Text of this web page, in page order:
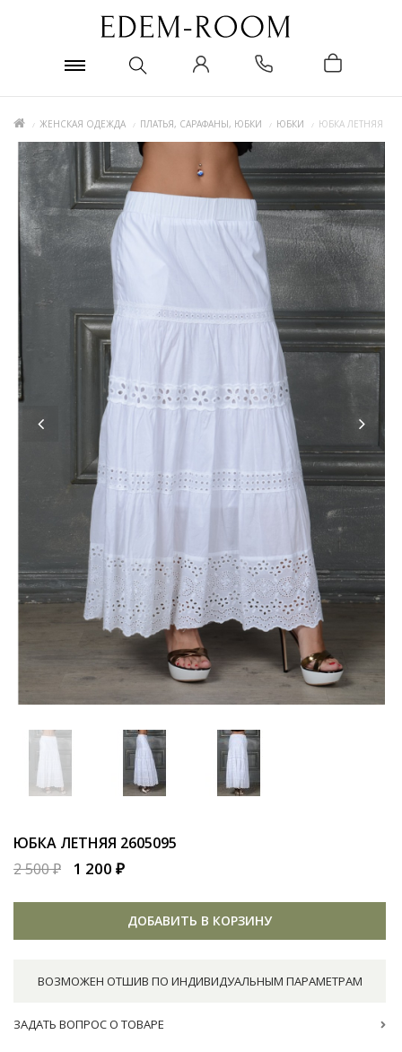
ЖЕНСКАЯ ОДЕЖДА ПЛАТЬЯ, САРАФАНЫ, ЮБКИ ЮБКИ ЮБКА ЛЕТНЯЯ
ЮБКА ЛЕТНЯЯ 2605095
2 500 ₽
1 200 ₽
ДОБАВИТЬ В КОРЗИНУ
ВОЗМОЖЕН ОТШИВ ПО ИНДИВИДУАЛЬНЫМ ПАРАМЕТРАМ
ЗАДАТЬ ВОПРОС О ТОВАРЕ